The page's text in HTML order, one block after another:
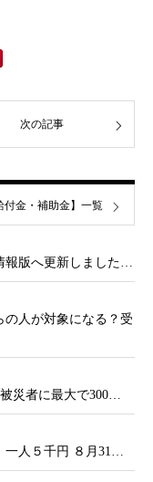
次の記事
報版へ更新しました…
の人が対象になる？受
災者に最大で300…
人５千円 ８月31…
付金・補助金】一覧